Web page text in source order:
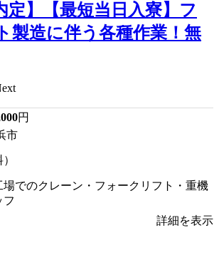
定】【最短当日入寮】フ
製造に伴う各種作業！無
円
市
場でのクレーン・フォークリフト・重機
フ
詳細を表示